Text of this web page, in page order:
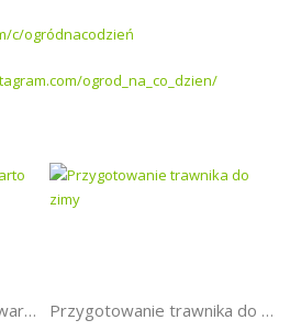
c/ogródnacodzień
ogrod_na_co_dzien/
10 powodów, dlaczego warto regularnie kosić trawnik Przygotowanie trawnika do zimy